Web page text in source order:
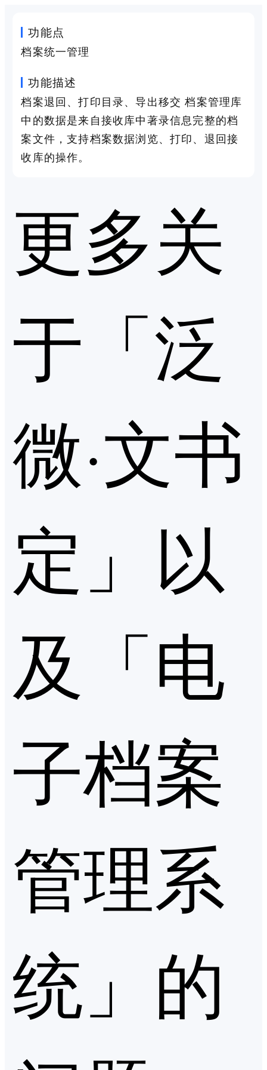
功能点
档案统一管理
功能描述
档案退回、打印目录、导出移交 档案管理库
中的数据是来自接收库中著录信息完整的档
案文件，支持档案数据浏览、打印、退回接
收库的操作。
更多关
于「泛
微·文书
定」以
及「电
子档案
管理系
统」的